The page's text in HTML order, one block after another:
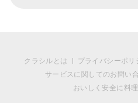
クラシルとは プライバシーポリ
サービスに関してのお問い
おいしく安全に料